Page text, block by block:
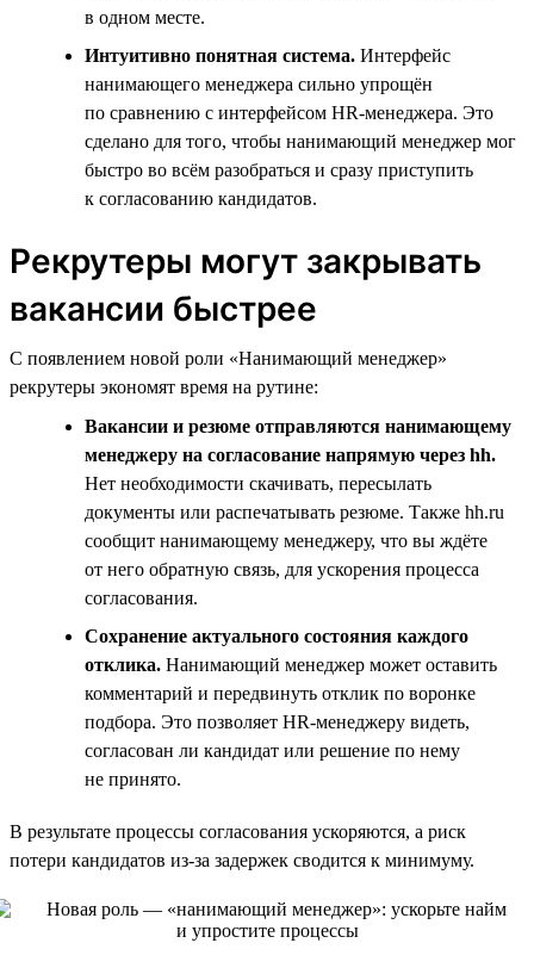
в одном месте.
Интуитивно понятная система. Интерфейс
нанимающего менеджера сильно упрощён
по сравнению с интерфейсом HR-менеджера. Это
сделано для того, чтобы нанимающий менеджер мог
быстро во всём разобраться и сразу приступить
к согласованию кандидатов.
Рекрутеры могут закрывать
вакансии быстрее
С появлением новой роли «Нанимающий менеджер»
рекрутеры экономят время на рутине:
Вакансии и резюме отправляются нанимающему
менеджеру на согласование напрямую через hh.
Нет необходимости скачивать, пересылать
документы или распечатывать резюме. Также hh.ru
сообщит нанимающему менеджеру, что вы ждёте
от него обратную связь, для ускорения процесса
согласования.
Сохранение актуального состояния каждого
отклика. Нанимающий менеджер может оставить
комментарий и передвинуть отклик по воронке
подбора. Это позволяет HR-менеджеру видеть,
согласован ли кандидат или решение по нему
не принято.
В результате процессы согласования ускоряются, а риск
потери кандидатов из-за задержек сводится к минимуму.